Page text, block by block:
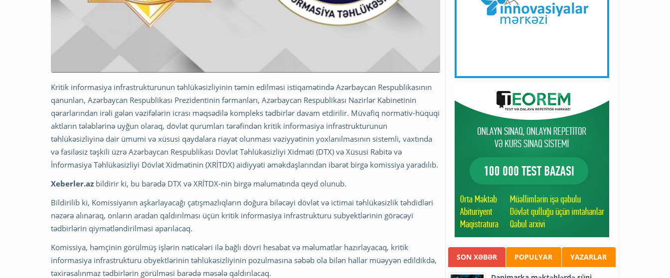
Kritik informasiya infrastrukturunun təhlükəsizliyinin təmin edilməsi istiqamətində Azərbaycan Respublikasının
qanunları, Azərbaycan Respublikası Prezidentinin fərmanları, Azərbaycan Respublikası Nazirlər Kabinetinin
qərarlarından irəli gələn vəzifələrin icrası məqsədilə kompleks tədbirlər davam etdirilir. Müvafiq normativ-hüquqi
aktların tələblərinə uyğun olaraq, dövlət qurumları tərəfindən kritik informasiya infrastrukturunun
təhlükəsizliyinə dair ümumi və xüsusi qaydalara riayət olunması vəziyyətinin yoxlanılmasının sistemli, vaxtında
və fasiləsiz təşkili üzrə Azərbaycan Respublikası Dövlət Təhlükəsizliyi Xidməti (DTX) və Xüsusi Rabitə və
İnformasiya Təhlükəsizliyi Dövlət Xidmətinin (XRİTDX) aidiyyəti əməkdaşlarından ibarət birgə komissiya yaradılıb.
Xeberler.az bildirir ki, bu barədə DTX və XRİTDX-nin birgə məlumatında qeyd olunub.
Bildirilib ki, Komissiyanın aşkarlayacağı çatışmazlıqların doğura biləcəyi dövlət və ictimai təhlükəsizlik təhdidləri
nəzərə alınaraq, onların aradan qaldırılması üçün kritik informasiya infrastrukturu subyektlərinin görəcəyi
tədbirlərin qiymətləndirilməsi aparılacaq.
Komissiya, həmçinin görülmüş işlərin nəticələri ilə bağlı dövri hesabat və məlumatlar hazırlayacaq, kritik
informasiya infrastrukturu obyektlərinin təhlükəsizliyinin pozulmasına səbəb ola bilən hallar müəyyən edildikdə,
təxirəsalınmaz tədbirlərin görülməsi barədə məsələ qaldırılacaq.
SON XƏBƏR POPULYAR YAZARLAR